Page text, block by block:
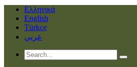
Ελληνικά
English
Türkçe
عربي